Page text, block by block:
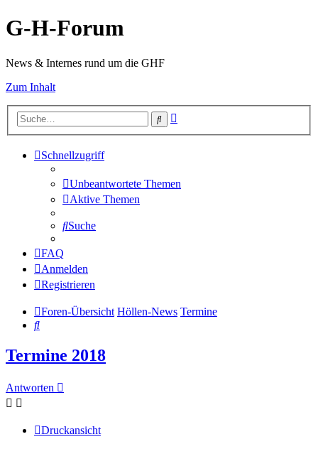
G-H-Forum
News & Internes rund um die GHF
Zum Inhalt
Suche
Schnellzugriff
Unbeantwortete Themen
Aktive Themen
Suche
FAQ
Anmelden
Registrieren
Foren-Übersicht Höllen-News Termine
Suche
Termine 2018
Antworten
Druckansicht